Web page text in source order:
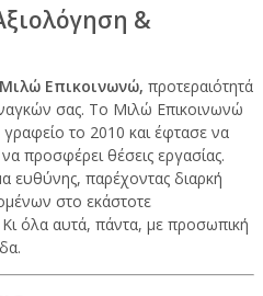
&
Επικοινωνώ, προτεραιότητά
σας. Το Μιλώ Επικοινωνώ
γραφείο το 2010 και έφτασε να
προσφέρει θέσεις εργασίας.
ευθύνης, παρέχοντας διαρκή
στο εκάστοτε
όλα αυτά, πάντα, με προσωπική